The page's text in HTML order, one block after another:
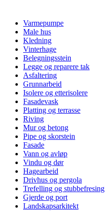
Varmepumpe
Male hus
Kledning
Vinterhage
Belegningsstein
Legge og reparere tak
Asfaltering
Grunnarbeid
Isolere og etterisolere
Fasadevask
Platting og terrasse
Riving
Mur og betong
Pipe og skorstein
Fasade
Vann og avløp
Vindu og dør
Hagearbeid
Drivhus og pergola
Trefelling og stubbefresing
Gjerde og port
Landskapsarkitekt